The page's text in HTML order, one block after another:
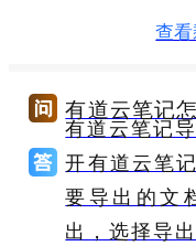
查
有道云笔记
有道云笔记
开有道云笔
要导出的文
出，选择导